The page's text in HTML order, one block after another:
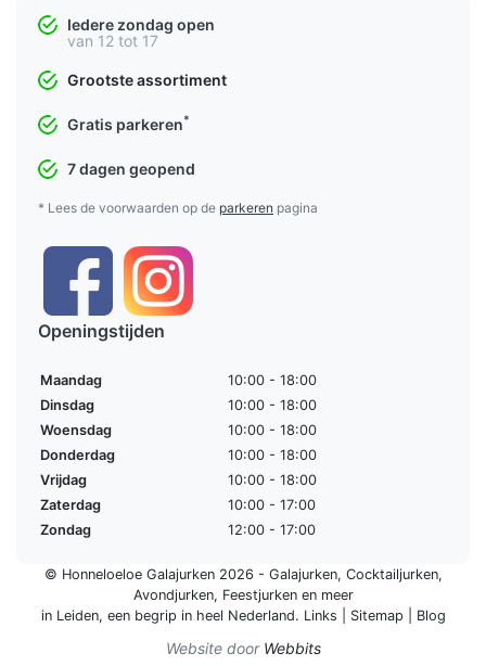
Iedere zondag open
van 12 tot 17
Grootste assortiment
Gratis parkeren*
7 dagen geopend
* Lees de voorwaarden op de parkeren pagina
Openingstijden
Maandag
10:00 - 18:00
Dinsdag
10:00 - 18:00
Woensdag
10:00 - 18:00
Donderdag
10:00 - 18:00
Vrijdag
10:00 - 18:00
Zaterdag
10:00 - 17:00
Zondag
12:00 - 17:00
© Honneloeloe Galajurken 2026 - Galajurken, Cocktailjurken,
Avondjurken, Feestjurkenen meer
in Leiden, een begrip in heel Nederland. Links Sitemap Blog
Website door Webbits